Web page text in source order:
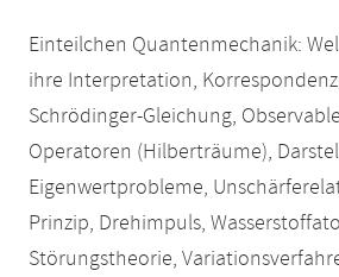
Einteilchen Quantenmechanik:
ihre Interpretation,
Schrödinger-Gleichung,
Operatoren (Hilberträume),
Eigenwertprobleme,
Prinzip, Drehimpuls,
Störungstheorie,